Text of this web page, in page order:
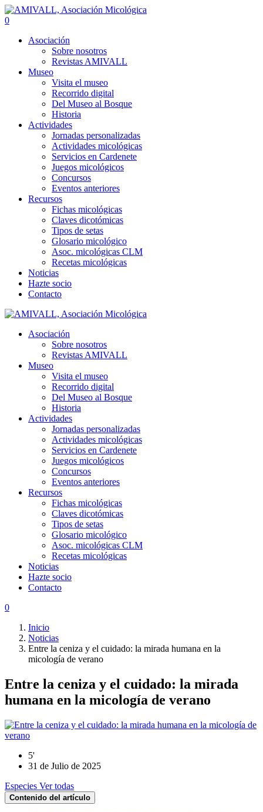
0
Asociación
Sobre nosotros
Revistas AMIVALL
Museo
Visita el museo
Recorrido digital
Del Museo al Bosque
Historia
Actividades
Jornadas personalizadas
Actividades micológicas
Servicios en Cardenete
Juegos micológicos
Concursos
Eventos anteriores
Recursos
Fichas micológicas
Claves dicotómicas
Tipos de setas
Glosario micológico
Asoc. micológicas CLM
Recetas micológicas
Noticias
Hazte socio
Contacto
Asociación
Sobre nosotros
Revistas AMIVALL
Museo
Visita el museo
Recorrido digital
Del Museo al Bosque
Historia
Actividades
Jornadas personalizadas
Actividades micológicas
Servicios en Cardenete
Juegos micológicos
Concursos
Eventos anteriores
Recursos
Fichas micológicas
Claves dicotómicas
Tipos de setas
Glosario micológico
Asoc. micológicas CLM
Recetas micológicas
Noticias
Hazte socio
Contacto
0
Inicio
Noticias
Entre la ceniza y el cuidado: la mirada humana en la
micología de verano
Entre la ceniza y el cuidado: la mirada
humana en la micología de verano
5'
31 de Julio de 2025
Especies Ver todas
Contenido del artículo